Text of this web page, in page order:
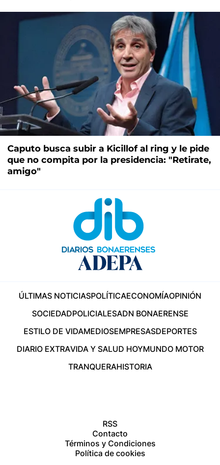
Caputo busca subir a Kicillof al ring y le pide
que no compita por la presidencia: "Retirate,
amigo"
ÚLTIMAS NOTICIASPOLÍTICAECONOMÍAOPINIÓN
SOCIEDADPOLICIALESADN BONAERENSE
ESTILO DE VIDAMEDIOSEMPRESASDEPORTES
DIARIO EXTRAVIDA Y SALUD HOYMUNDO MOTOR
TRANQUERAHISTORIA
RSS
Contacto
Términos y Condiciones
Política de cookies